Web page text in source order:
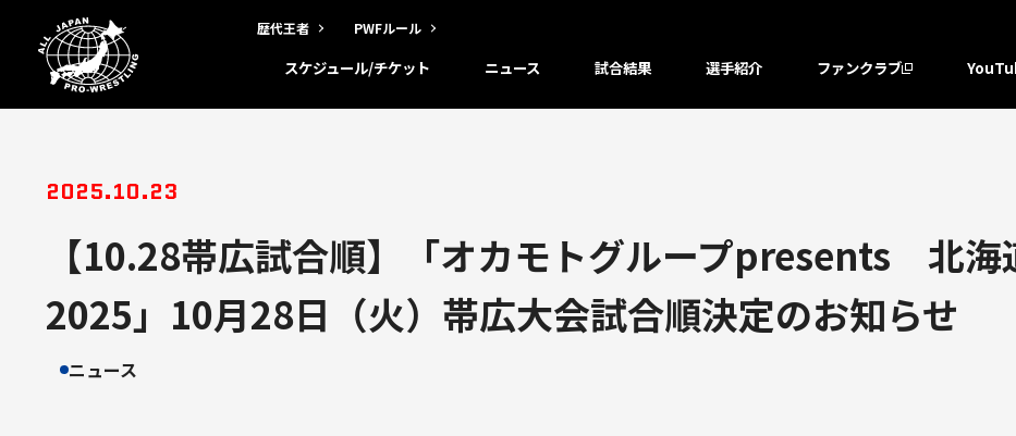
歴代王者 PWFルール
スケジュール/チケット ニュース 試合結果 選手紹介 ファンクラブ
2025.10.23
【10.28帯広試合順】「オカモトグループpresents 北海
2025」10月28日（火）帯広大会試合順決定のお知らせ
ニュース